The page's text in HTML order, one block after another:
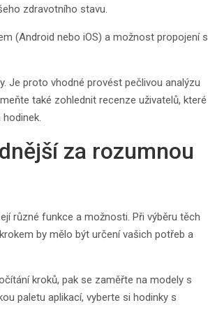
zdravotního stavu.
(Android nebo iOS) a možnost propojení s
Je proto vhodné provést pečlivou analýzu
také zohlednit recenze uživatelů, které
za rozumnou
různé funkce a možnosti. Při výběru těch
by mělo být určení vašich potřeb a
kroků, pak se zaměřte na modely s
paletu aplikací, vyberte si hodinky s